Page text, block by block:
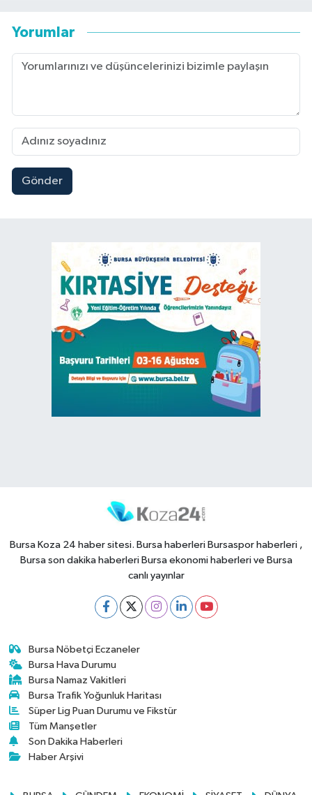
Yorumlar
Gönder
Bursa Koza 24 haber sitesi. Bursa haberleri Bursaspor haberleri ,
Bursa son dakika haberleri Bursa ekonomi haberleri ve Bursa
canlı yayınlar
Bursa Nöbetçi Eczaneler
Bursa Hava Durumu
Bursa Namaz Vakitleri
Bursa Trafik Yoğunluk Haritası
Süper Lig Puan Durumu ve Fikstür
Tüm Manşetler
Son Dakika Haberleri
Haber Arşivi